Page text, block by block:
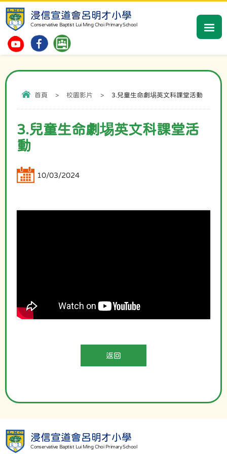
浸信宣道會呂明才小學
Conservative Baptist Lui Ming Choi Primary School
首頁 > 校園影片 > 3.兒童生命劇埸英文科課堂活動
3.兒童生命劇埸英文科課堂活
動
10/03/2024
返回
浸信宣道會呂明才小學
Conservative Baptist Lui Ming Choi Primary School